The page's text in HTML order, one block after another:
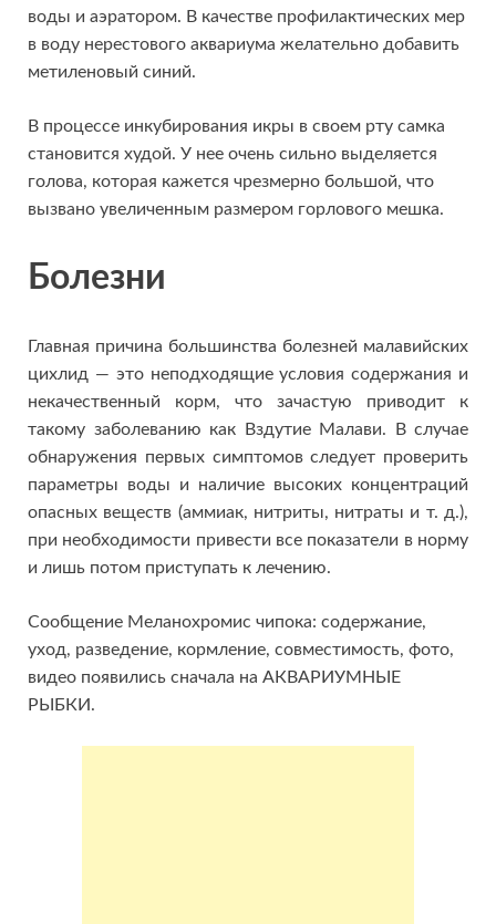
воды и аэратором. В качестве профилактических мер
в воду нерестового аквариума желательно добавить
метиленовый синий.
В процессе инкубирования икры в своем рту самка
становится худой. У нее очень сильно выделяется
голова, которая кажется чрезмерно большой, что
вызвано увеличенным размером горлового мешка.
Болезни
Главная причина большинства болезней малавийских
цихлид — это неподходящие условия содержания и
некачественный корм, что зачастую приводит к
такому заболеванию как Вздутие Малави. В случае
обнаружения первых симптомов следует проверить
параметры воды и наличие высоких концентраций
опасных веществ (аммиак, нитриты, нитраты и т. д.),
при необходимости привести все показатели в норму
и лишь потом приступать к лечению.
Сообщение Меланохромис чипока: содержание,
уход, разведение, кормление, совместимость, фото,
видео появились сначала на АКВАРИУМНЫЕ
РЫБКИ.